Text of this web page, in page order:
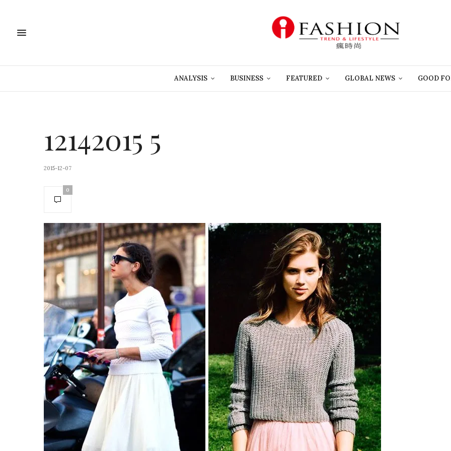
ANALYSIS BUSINESS FEATURED GLOBAL NEWS GOOD
12142015 5
2015-12-07
0